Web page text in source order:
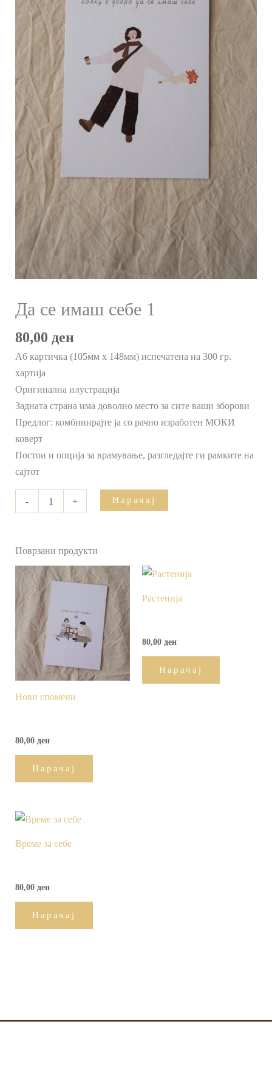
Да се имаш себе 1
80,00 ден
А6 картичка (105мм х 148мм) испечатена на 300 гр.
хартија
Оригинална илустрација
Задната страна има доволно место за сите ваши зборови
Предлог: комбинирајте ја со рачно изработен МОКИ
коверт
Постои и опција за врамување, разгледајте ги рамките на
сајтот
- + Нарачај
Поврзани продукти
Нови спомени
80,00 ден
Нарачај
Растенија
80,00 ден
Нарачај
Време за себе
80,00 ден
Нарачај